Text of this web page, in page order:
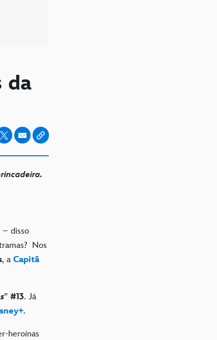
da
– disso
Nos
, a Capitã
” #13. Já
.
heroínas